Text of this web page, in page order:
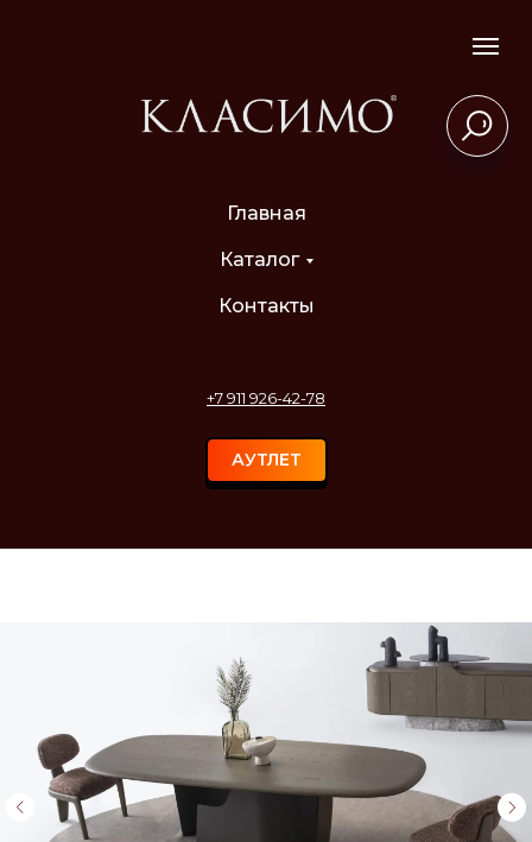
Главная
Каталог
Контакты
+7 911 926-42-78
АУТЛЕТ